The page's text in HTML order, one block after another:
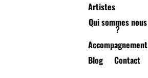
Artistes
Qui sommes nous
?
Accompagnement
Blog
Contact